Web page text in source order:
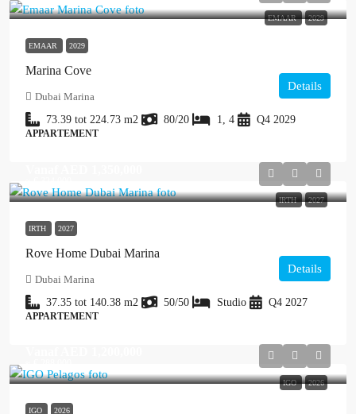
EMAAR 2029
EMAAR 2029
Marina Cove
Dubai Marina
73.39 tot 224.73 m2 80/20 1, 4 Q4 2029
APPARTEMENT
Details
IRTH 2027
IRTH 2027
Rove Home Dubai Marina
Dubai Marina
37.35 tot 140.38 m2 50/50 Studio Q4 2027
APPARTEMENT
Details
IGO 2026
IGO 2026